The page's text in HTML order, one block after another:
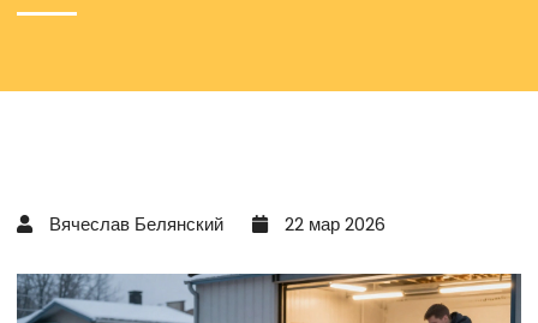
Вячеслав Белянский 22 мар 2026